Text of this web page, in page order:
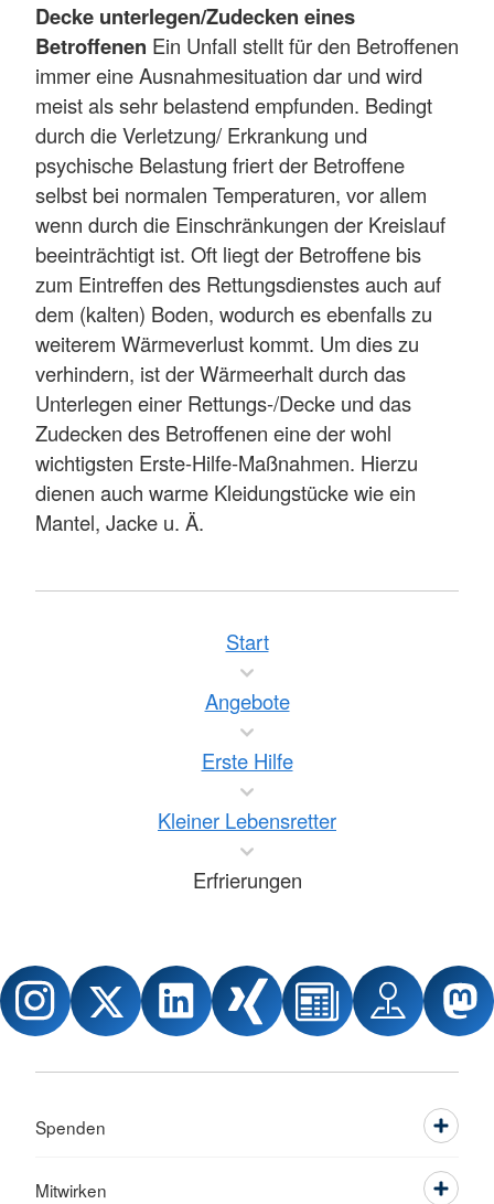
Decke unterlegen/Zudecken eines
Betroffenen Ein Unfall stellt für den Betroffenen
immer eine Ausnahmesituation dar und wird
meist als sehr belastend empfunden. Bedingt
durch die Verletzung/ Erkrankung und
psychische Belastung friert der Betroffene
selbst bei normalen Temperaturen, vor allem
wenn durch die Einschränkungen der Kreislauf
beeinträchtigt ist. Oft liegt der Betroffene bis
zum Eintreffen des Rettungsdienstes auch auf
dem (kalten) Boden, wodurch es ebenfalls zu
weiterem Wärmeverlust kommt. Um dies zu
verhindern, ist der Wärmeerhalt durch das
Unterlegen einer Rettungs-/Decke und das
Zudecken des Betroffenen eine der wohl
wichtigsten Erste-Hilfe-Maßnahmen. Hierzu
dienen auch warme Kleidungstücke wie ein
Mantel, Jacke u. Ä.
Start
Angebote
Erste Hilfe
Kleiner Lebensretter
Erfrierungen
Spenden
Mitwirken